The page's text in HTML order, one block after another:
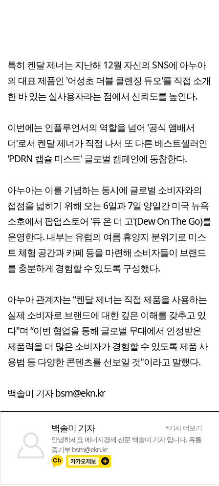
특히 켄달 제너는 지난해 12월 자신의 SNS에 아누아
의 대표 제품인 '어성초 더블 클렌징 듀오'를 직접 소개
한 바 있는 실사용자라는 점에서 신뢰도를 높인다.
이번에는 인플루언서의 역할을 넘어 '공식 앰배서
더'로서 켄달 제너가 직접 나서 또 다른 베스트셀러인
'PDRN 캡슐 미스트' 글로벌 캠페인에 동참한다.
아누아는 이를 기념하는 동시에 글로벌 소비자와의
접점을 넓히기 위해 오는 6일과 7일 양일간 미국 뉴욕
소호에서 팝업스토어 '듀 온 더 고'(Dew On The Go)를
운영한다. 내부는 유럽의 여름 휴양지 분위기로 미스
트 체험 공간과 카페 등을 마련해 소비자들이 브랜드
를 충분하게 경험할 수 있도록 구성했다.
아누아 관계자는 “켄달 제너는 직접 제품을 사용하는
실제 소비자로 브랜드에 대한 깊은 이해를 갖추고 있
다"며 “이번 협업을 통해 글로벌 무대에서 인정받은
제품력을 더 많은 소비자가 경험할 수 있도록 제품 사
용법 등 다양한 콘텐츠를 선보일 것"이라고 말했다.
백솔미 기자 bsm@ekn.kr
백솔미 기자
+기사 더보기
안녕하세요 에너지경제 신문 백솔미 기자 입니다. 유통
중기부 bsm@ekn.kr